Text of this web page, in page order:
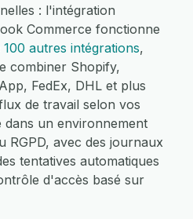
: l'intégration
Commerce fonctionne
100 autres intégrations,
combiner Shopify,
FedEx, DHL et plus
de travail selon vos
dans un environnement
RGPD, avec des journaux
tentatives automatiques
d'accès basé sur